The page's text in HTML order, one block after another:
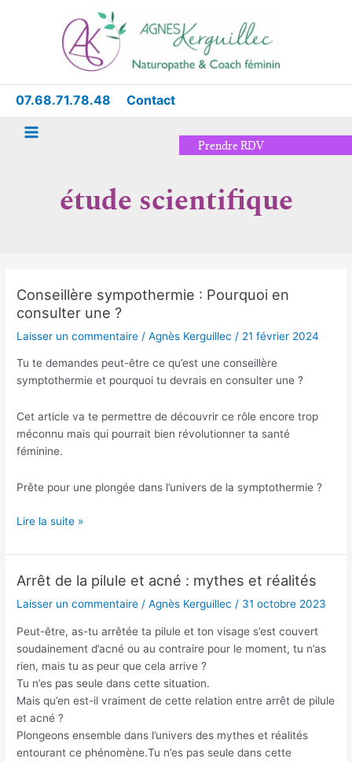
07.68.71.78.48 Contact
Menu
Prendre RDV
étude scientifique
Conseillère sympothermie : Pourquoi en
consulter une ?
Laisser un commentaire /Agnès Kerguillec / 21 février 2024
Tu te demandes peut-être ce qu’est une conseillère
symptothermie et pourquoi tu devrais en consulter une ?
Cet article va te permettre de découvrir ce rôle encore trop
méconnu mais qui pourrait bien révolutionner ta santé
féminine.
Prête pour une plongée dans l’univers de la symptothermie ?
Conseillère
sympothermie
en
consulter
?
Lire la suite »
Arrêt de la pilule et acné : mythes et réalités
Laisser un commentaire /Agnès Kerguillec / 31 octobre 2023
Peut-être, as-tu arrêtée ta pilule et ton visage s’est couvert
soudainement d’acné ou au contraire pour le moment, tu n’as
rien, mais tu as peur que cela arrive ?
Tu n’es pas seule dans cette situation.
Mais qu’en est-il vraiment de cette relation entre arrêt de pilule
et acné ?
Plongeons ensemble dans l’univers des mythes et réalités
entourant ce phénomène.Tu n’es pas seule dans cette
Arrêt
pilule
et
acné
:
mythes
et
réalités